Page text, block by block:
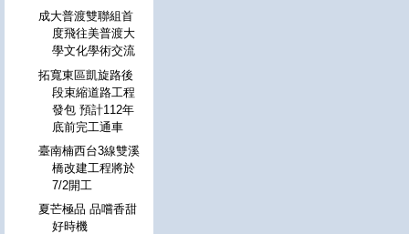
成大普渡雙聯組首
度飛往美普渡大
學文化學術交流
拓寬東區凱旋路後
段束縮道路工程
發包 預計112年
底前完工通車
臺南楠西台3線雙溪
橋改建工程將於
7/2開工
夏芒極品 品嚐香甜
好時機